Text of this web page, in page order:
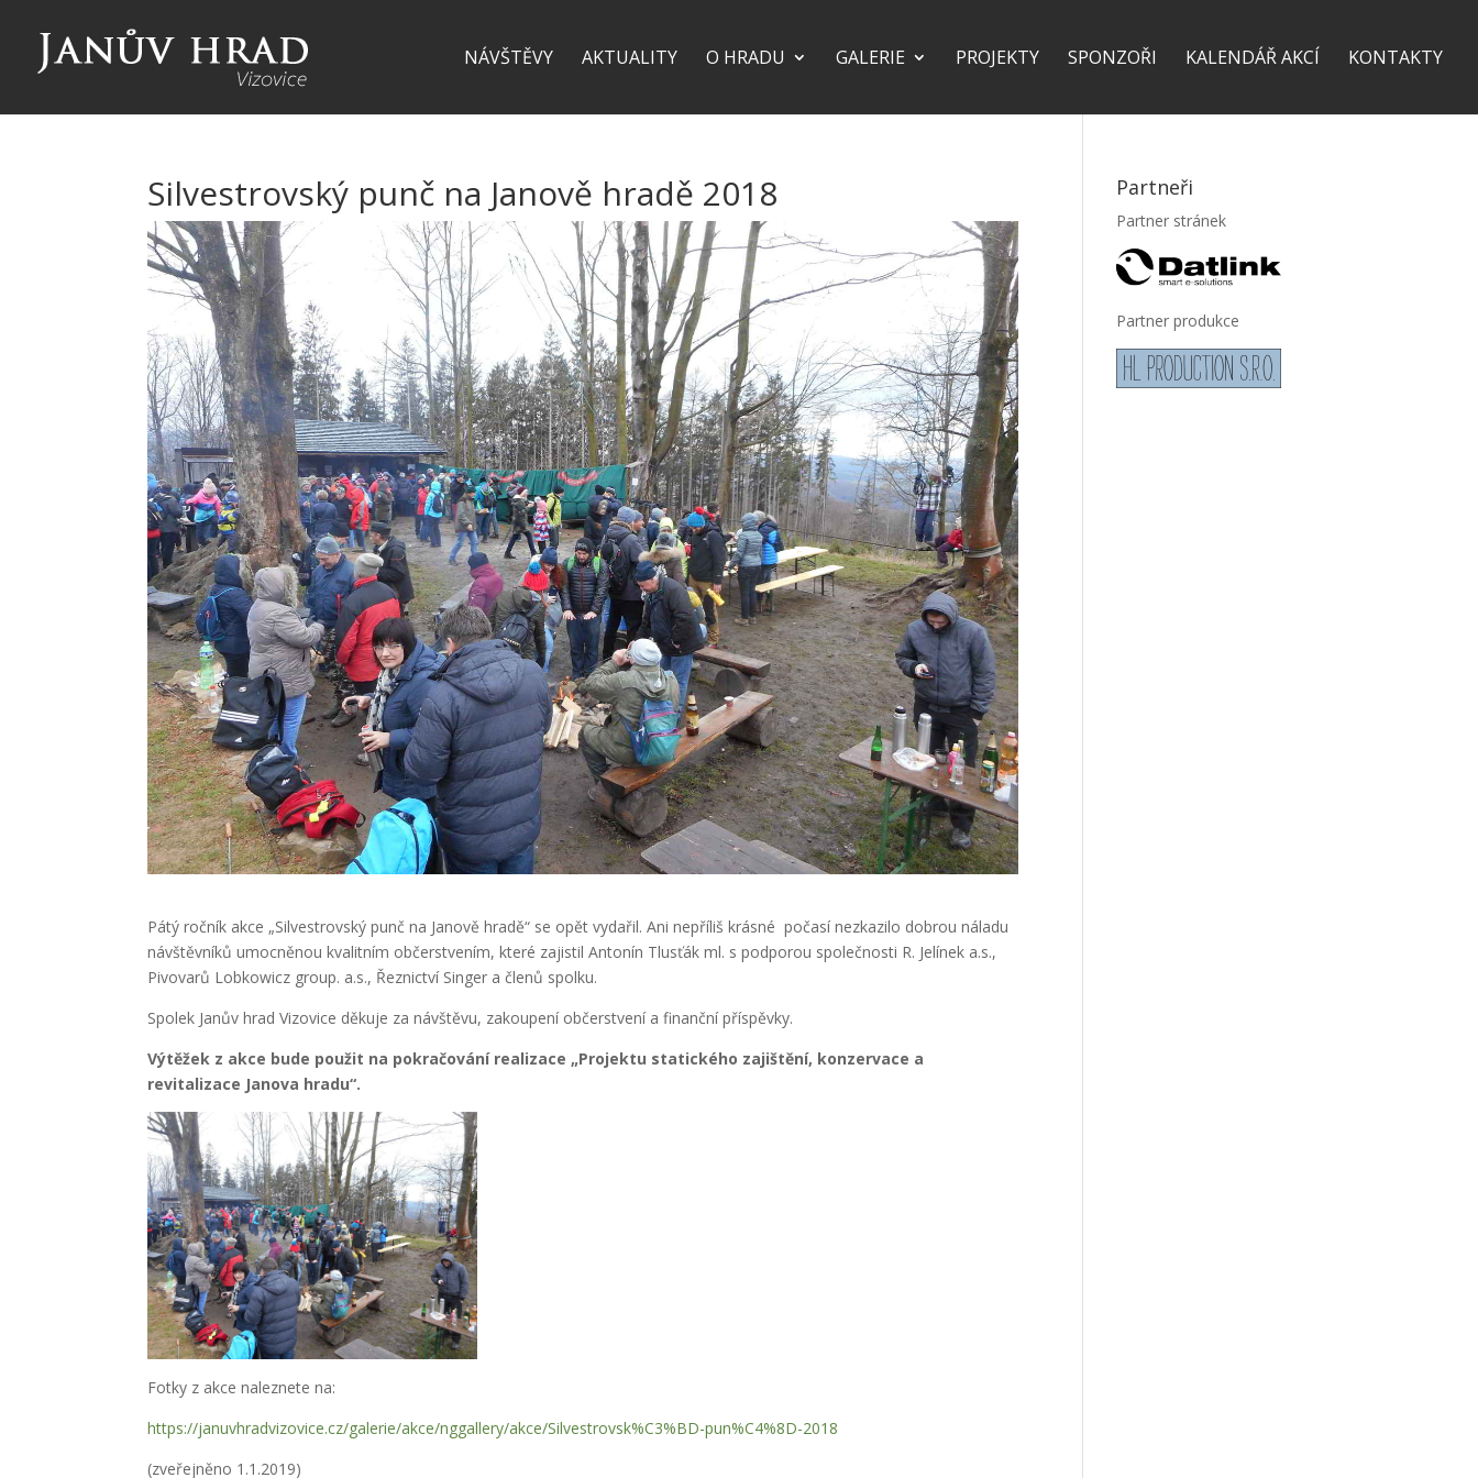
NÁVŠTĚVY AKTUALITY O HRADU GALERIE PROJEKTY SPONZOŘI KALENDÁŘ AKCÍ KONTAKTY
Silvestrovský punč na Janově hradě 2018
Pátý ročník akce „Silvestrovský punč na Janově hradě“ se opět vydařil. Ani nepříliš krásné počasí nezkazilo dobrou náladu
návštěvníků umocněnou kvalitním občerstvením, které zajistil Antonín Tlusťák ml. s podporou společnosti R. Jelínek a.s.,
Pivovarů Lobkowicz group. a.s., Řeznictví Singer a členů spolku.
Spolek Janův hrad Vizovice děkuje za návštěvu, zakoupení občerstvení a finanční příspěvky.
Výtěžek z akce bude použit na pokračování realizace „Projektu statického zajištění, konzervace a
revitalizace Janova hradu“.
Fotky z akce naleznete na:
https://januvhradvizovice.cz/galerie/akce/nggallery/akce/Silvestrovsk%C3%BD-pun%C4%8D-2018
(zveřejněno 1.1.2019)
Partneři
Partner stránek
Partner produkce